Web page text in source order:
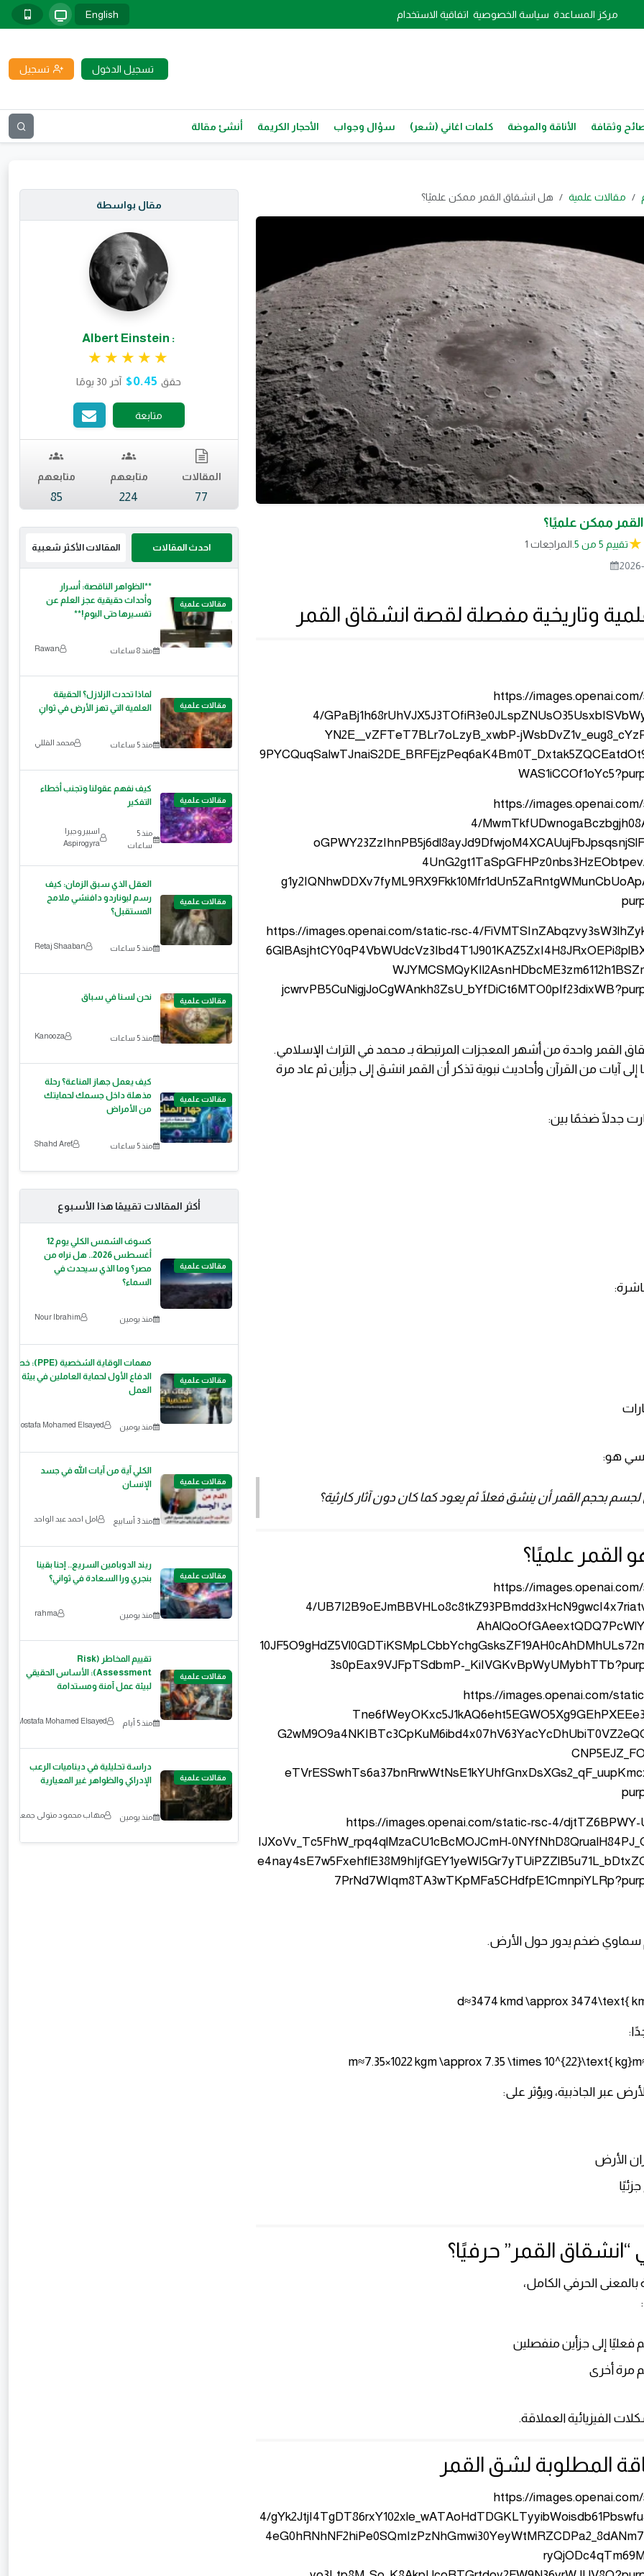
مركز المساعدة سياسة الخصوصية اتفاقية الاستخدام English
تسجيل الدخول تسجيل
وثقافة الأناقة والموضة كلمات اغاني (شعر) سؤال وجواب الأحجار الكريمة أنشئ مقالة
مقالات علمية هل انشقاق القمر ممكن علميًا؟
ممكن علميًا؟
تقييم 5 من 5.
1 المراجعات
وتاريخية مفصلة لقصة انشقاق القمر
القمر واحدة من أشهر المعجزات المرتبطة بـ محمد في التراث الإسلامي.
آيات من القرآن وأحاديث نبوية تذكر أن القمر انشق إلى جزأين ثم عاد مرة
جدلًا ضخمًا بين:
هو:
بحجم القمر أن ينشق فعلًا ثم يعود كما كان دون آثار كارثية؟
القمر علميًا؟
سماوي ضخم يدور حول الأرض.
d≈3474 kmd \approx 3474\text{
m≈7.35×1022 kgm \approx 7.35 \times 10^{22}\text{
عبر الجاذبية، ويؤثر على:
الأرض
“انشقاق القمر” حرفيًا؟
بالمعنى الحرفي الكامل،
فعليًا إلى جزأين منفصلين
مرة أخرى
الفيزيائية العملاقة.
المطلوبة لشق القمر
مقال بواسطة
: Albert Einstein
تقييم 5 من 5.
حقق $0.45 آخر 30 يومًا
متابعة
المقالات
77
متابعهم
224
متابعهم
85
احدث المقالات المقالات الأكثر شعبية
مقالات علمية
**الظواهر الناقصة: أسرار
وأحداث حقيقية عجز العلم عن
تفسيرها حتى اليوم!**
منذ 8 ساعات Rawan
مقالات علمية
لماذا تحدث الزلازل؟ الحقيقة
العلمية التي تهز الأرض في ثوانٍ
منذ 5 ساعات محمد القللي
مقالات علمية
كيف نفهم عقولنا وتجنب أخطاء
التفكير
منذ 5
ساعات
اسبيروجيرا
Aspirogyra
مقالات علمية
العقل الذي سبق الزمان: كيف
رسم ليوناردو دافنشي ملامح
المستقبل؟
منذ 5 ساعات Retaj Shaaban
مقالات علمية نحن لسنا في سباق
منذ 5 ساعات Kanooza
مقالات علمية
كيف يعمل جهاز المناعة؟ رحلة
مذهلة داخل جسمك لحمايتك
من الأمراض
منذ 5 ساعات Shahd Aref
أكثر المقالات تقييمًا هذا الأسبوع
مقالات علمية
كسوف الشمس الكلي يوم 12
أغسطس 2026.. هل نراه من
مصر؟ وما الذي سيحدث في
السماء؟
منذ يومين Nour Ibrahim
مقالات علمية
مهمات الوقاية الشخصية (PPE): خط
الدفاع الأول لحماية العاملين في بيئة
العمل
منذ يومين Mostafa Mohamed Elsayed
مقالات علمية
الكلي آية من آيات الله في جسد
الإنسان
منذ 3 أسابيع امل احمد عبد الواحد
مقالات علمية
ريند الدوبامين السريع.. إحنا بقينا
بنجري ورا السعادة في ثواني؟
منذ يومين rahma
مقالات علمية
تقييم المخاطر (Risk
Assessment): الأساس الحقيقي
لبيئة عمل آمنة ومستدامة
منذ 5 أيام Mostafa Mohamed Elsayed
مقالات علمية
دراسة تحليلية في ديناميات الرعب
الإدراكي والظواهر غير المعيارية
منذ يومين مهاب محمود متولى جمعه